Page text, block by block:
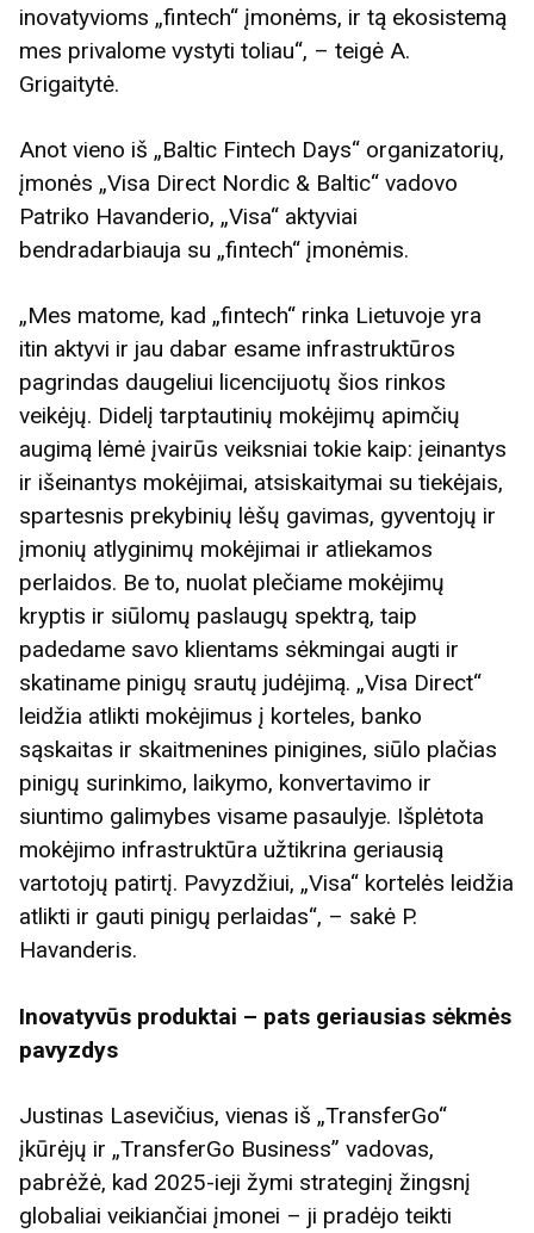
inovatyvioms „fintech“ įmonėms, ir tą ekosistemą
mes privalome vystyti toliau“, – teigė A.
Grigaitytė.
Anot vieno iš „Baltic Fintech Days“ organizatorių,
įmonės „Visa Direct Nordic & Baltic“ vadovo
Patriko Havanderio, „Visa“ aktyviai
bendradarbiauja su „fintech“ įmonėmis.
„Mes matome, kad „fintech“ rinka Lietuvoje yra
itin aktyvi ir jau dabar esame infrastruktūros
pagrindas daugeliui licencijuotų šios rinkos
veikėjų. Didelį tarptautinių mokėjimų apimčių
augimą lėmė įvairūs veiksniai tokie kaip: įeinantys
ir išeinantys mokėjimai, atsiskaitymai su tiekėjais,
spartesnis prekybinių lėšų gavimas, gyventojų ir
įmonių atlyginimų mokėjimai ir atliekamos
perlaidos. Be to, nuolat plečiame mokėjimų
kryptis ir siūlomų paslaugų spektrą, taip
padedame savo klientams sėkmingai augti ir
skatiname pinigų srautų judėjimą. „Visa Direct“
leidžia atlikti mokėjimus į korteles, banko
sąskaitas ir skaitmenines pinigines, siūlo plačias
pinigų surinkimo, laikymo, konvertavimo ir
siuntimo galimybes visame pasaulyje. Išplėtota
mokėjimo infrastruktūra užtikrina geriausią
vartotojų patirtį. Pavyzdžiui, „Visa“ kortelės leidžia
atlikti ir gauti pinigų perlaidas“, – sakė P.
Havanderis.
Inovatyvūs produktai – pats geriausias sėkmės
pavyzdys
Justinas Lasevičius, vienas iš „TransferGo“
įkūrėjų ir „TransferGo Business” vadovas,
pabrėžė, kad 2025-ieji žymi strateginį žingsnį
globaliai veikiančiai įmonei – ji pradėjo teikti